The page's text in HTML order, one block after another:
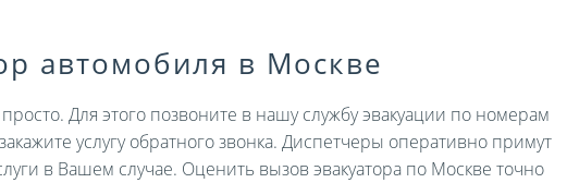
автомобиля в Москве
Для этого позвоните в нашу службу эвакуации по номерам
услугу обратного звонка. Диспетчеры оперативно примут
в Вашем случае. Оценить вызов эвакуатора по Москве точно